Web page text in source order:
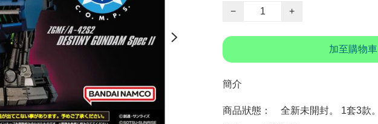
−
+
加至購物車
簡介
商品狀態：　全新未開封。 1套3款。